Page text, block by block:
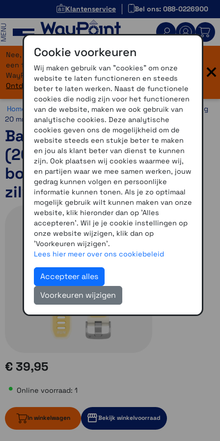
Klantenservice Bel ons: 088-0226900
Nee, je bent niet verdwaald! Onze website heeft
een flinke upgrade gekregen. Dezelfde vertrouwde
WayPoint-service, maar dan in een modern jasje.
Ontdek hier wat er allemaal nieuw is.
×
Home >Horloges >Horlogebandjes >20 mm >Snelsluiting
20 mm
Bandjes met snelsluiting
(20 mm) Transparant
bone/mango met
zilverkleurige gesp
€ 39,95
Online voorraad: 1
In winkelwagen Bekijk winkelvoorraad
Cookie voorkeuren
Wij maken gebruik van "cookies" om onze
website te laten functioneren en steeds
beter te laten werken. Naast de functionele
cookies die nodig zijn voor het functioneren
van de website, maken we ook gebruik van
analytische cookies. Deze analytische
cookies geven ons de mogelijkheid om de
website steeds een stukje beter te maken
en jou als klant beter van dienst te kunnen
zijn. Ook plaatsen wij cookies waarmee wij,
en partijen waar we mee samen werken, jouw
gedrag kunnen volgen en persoonlijke
informatie kunnen tonen. Als je zo optimaal
mogelijk gebruik wilt kunnen maken van onze
website, klik hieronder dan op 'Alles
accepteren'. Wil je je cookie instellingen op
onze website wijzigen, klik dan op
'Voorkeuren wijzigen'.
Lees hier meer over ons cookiebeleid
Accepteer alles
Voorkeuren wijzigen